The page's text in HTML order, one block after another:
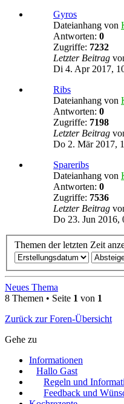
Gyros
Dateianhang von
Antworten: 0
Zugriffe: 7232
Letzter Beitrag
Di 4. Apr 2017,
Ribs
Dateianhang von
Antworten: 0
Zugriffe: 7198
Letzter Beitrag
Do 2. Mär 2017,
Spareribs
Dateianhang von
Antworten: 0
Zugriffe: 7536
Letzter Beitrag
Do 23. Jun 2016,
Themen der letzten Zeit
Neues Thema
8 Themen • Seite 1 von 1
Zurück zur Foren-Übersicht
Gehe zu
Informationen
Hallo Gast
Regeln und
Feedback und